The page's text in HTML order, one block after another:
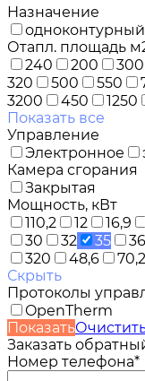
Назначение
одноконтурный
Отапл. площадь
240
200 300
320
500 550
3200
450 1250
Показать все
Управление
Электронное
Камера сгорания
Закрытая
Мощность, кВт
110,2
12 16,9
30
32 35
320
48,6 70,2
Скрыть
Протоколы
OpenTherm
Показать
Заказать
Номер телефона*